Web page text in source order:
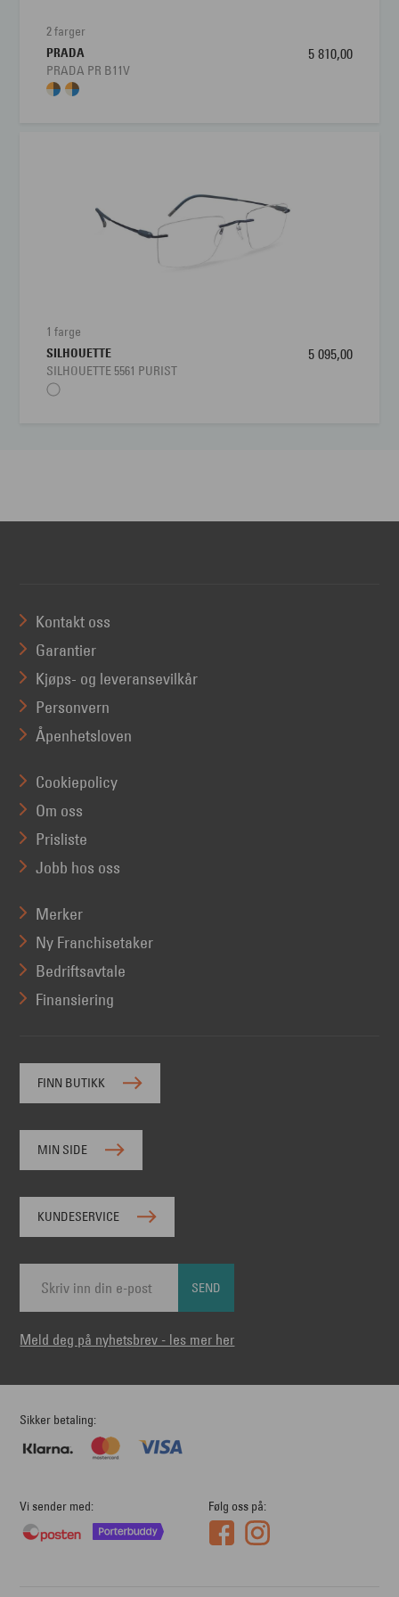
2 farger
PRADA
PRADA PR B11V
5 810,00
1 farge
SILHOUETTE
SILHOUETTE 5561 PURIST
5 095,00
Kontakt oss
Garantier
Kjøps- og leveransevilkår
Personvern
Åpenhetsloven
Cookiepolicy
Om oss
Prisliste
Jobb hos oss
Merker
Ny Franchisetaker
Bedriftsavtale
Finansiering
FINN BUTIKK
MIN SIDE
KUNDESERVICE
SEND
Meld deg på nyhetsbrev - les mer her
Sikker betaling
Vi sender med Følg oss på